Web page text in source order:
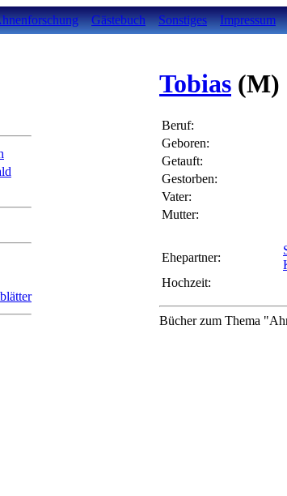
Gästebuch Sonstiges Impressum
Tobias (M)
Beruf:
Geboren:
Getauft:
Gestorben:
Vater:
Mutter:
Ehepartner:
Hochzeit:
Bücher zum Thema